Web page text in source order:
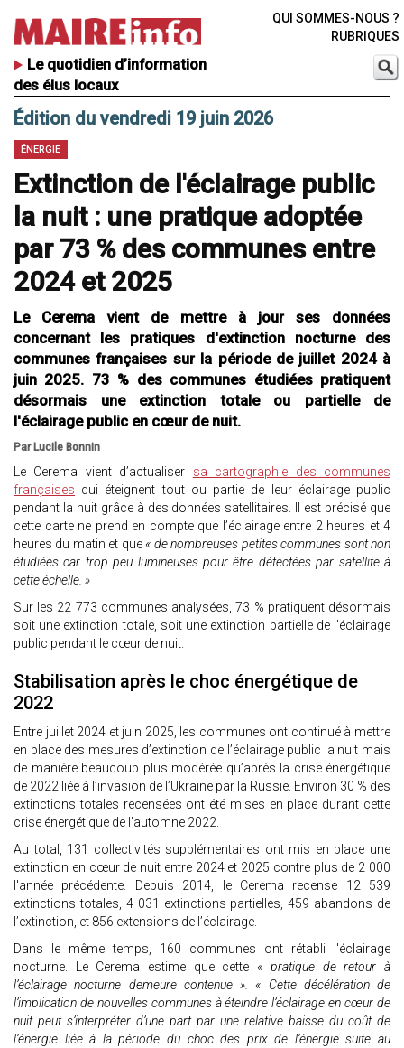
Le quotidien d’information
des élus locaux
QUI SOMMES-NOUS ?
RUBRIQUES
Édition du vendredi 19 juin 2026
ÉNERGIE
Extinction de l'éclairage public
la nuit : une pratique adoptée
par 73 % des communes entre
2024 et 2025
Le Cerema vient de mettre à jour ses données
concernant les pratiques d'extinction nocturne des
communes françaises sur la période de juillet 2024 à
juin 2025. 73 % des communes étudiées pratiquent
désormais une extinction totale ou partielle de
l'éclairage public en cœur de nuit.
Par Lucile Bonnin
Le Cerema vient d’actualiser sa cartographie des communes
françaises qui éteignent tout ou partie de leur éclairage public
pendant la nuit grâce à des données satellitaires. Il est précisé que
cette carte ne prend en compte que l’éclairage entre 2 heures et 4
heures du matin et que « de nombreuses petites communes sont non
étudiées car trop peu lumineuses pour être détectées par satellite à
cette échelle. »
Sur les 22 773 communes analysées, 73 % pratiquent désormais
soit une extinction totale, soit une extinction partielle de l'éclairage
public pendant le cœur de nuit.
Stabilisation après le choc énergétique de
2022
Entre juillet 2024 et juin 2025, les communes ont continué à mettre
en place des mesures d’extinction de l’éclairage public la nuit mais
de manière beaucoup plus modérée qu’après la crise énergétique
de 2022 liée à l’invasion de l’Ukraine par la Russie. Environ 30 % des
extinctions totales recensées ont été mises en place durant cette
crise énergétique de l'automne 2022.
Au total, 131 collectivités supplémentaires ont mis en place une
extinction en cœur de nuit entre 2024 et 2025 contre plus de 2 000
l'année précédente. Depuis 2014, le Cerema recense 12 539
extinctions totales, 4 031 extinctions partielles, 459 abandons de
l’extinction, et 856 extensions de l’éclairage.
Dans le même temps, 160 communes ont rétabli l'éclairage
nocturne. Le Cerema estime que cette « pratique de retour à
l’éclairage nocturne demeure contenue ». « Cette décélération de
l’implication de nouvelles communes à éteindre l’éclairage en cœur de
nuit peut s’interpréter d’une part par une relative baisse du coût de
l’énergie liée à la période du choc des prix de l’énergie suite au